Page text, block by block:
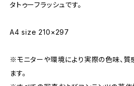
タトゥーフラッシュです。
A4 size 210×297
※モニターや環境により実際の色味、
ます。